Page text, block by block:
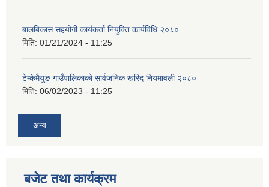
बालबिकास सहयोगी कार्यकर्ता नियुक्ति कार्यविधि २०८०
मिति: 01/21/2024 - 11:25
टेम्केमैयुङ गाउँपालिकाको सार्वजनिक खरिद नियमावली २०८०
मिति: 06/02/2023 - 11:25
अन्य
बजेट तथा कार्यक्रम